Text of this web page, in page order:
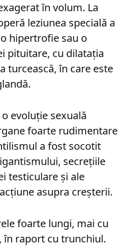
în volum. La
leziunea specială a
hipertrofie sau o
pituitare, cu dilatația
turcească, în care este
evoluție sexuală
foarte rudimentare
a fost socotit
secrețiile
testiculare și ale
asupra creșterii.
foarte lungi, mai cu
în raport cu trunchiul.